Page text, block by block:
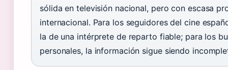
sólida en televisión nacional, pero con escasa
internacional. Para los seguidores del cine
la de una intérprete de reparto fiable; para los
personales, la información sigue siendo